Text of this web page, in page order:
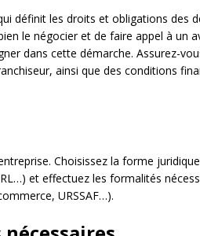
définit les droits et obligations des
le négocier et de faire appel à un
dans cette démarche. Assurez-
ainsi que des conditions
Choisissez la forme
et effectuez les formalités
URSSAF…).